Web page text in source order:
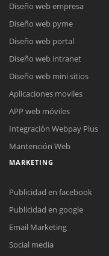
Diseño web empresa
Diseño web pyme
Diseño web portal
Diseño web intranet
Diseño web mini sitios
Aplicaciones moviles
APP web móviles
Integración Webpay Plus
Mantención Web
MARKETING
Publicidad en facebook
Publicidad en google
Email Marketing
Social media